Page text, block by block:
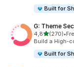
Built for
G: Theme
4,8na 5(270)
Łączna liczba
•
Build a High-
Built for